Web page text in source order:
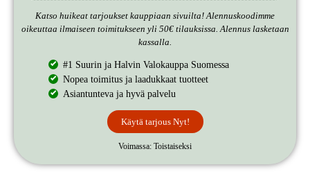
Katso huikeat tarjoukset kauppiaan sivuilta! Alennuskoodimme
oikeuttaa ilmaiseen toimitukseen yli 50€ tilauksissa. Alennus lasketaan
kassalla.
#1 Suurin ja Halvin Valokauppa Suomessa
Nopea toimitus ja laadukkaat tuotteet
Asiantunteva ja hyvä palvelu
Käytä tarjous Nyt!
Voimassa: Toistaiseksi